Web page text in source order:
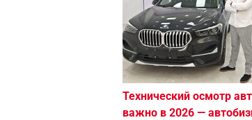
Технический осмотр
важно в 2026 —